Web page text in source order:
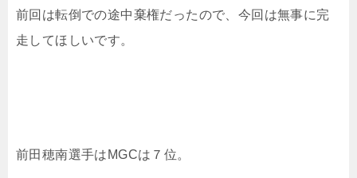
前回は転倒での途中棄権だったので、今回は無事に完
走してほしいです。
前田穂南選手はMGCは７位。